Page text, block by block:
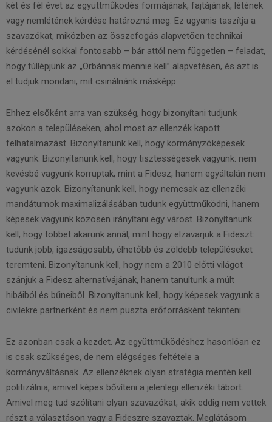
két és fél évet az együttműködés formájának, fajtájának, létének
vagy nemlétének kérdése határozná meg. Ez ugyanis taszítja a
szavazókat, miközben az összefogás alapvetően technikai
kérdésénél sokkal fontosabb – bár attól nem független – feladat,
hogy túllépjünk az „Orbánnak mennie kell” alapvetésen, és azt is
el tudjuk mondani, mit csinálnánk másképp.
Ehhez elsőként arra van szükség, hogy bizonyítani tudjunk
azokon a településeken, ahol most az ellenzék kapott
felhatalmazást. Bizonyítanunk kell, hogy kormányzóképesek
vagyunk. Bizonyítanunk kell, hogy tisztességesek vagyunk: nem
kevésbé vagyunk korruptak, mint a Fidesz, hanem egyáltalán nem
vagyunk azok. Bizonyítanunk kell, hogy nemcsak az ellenzéki
mandátumok maximalizálásában tudunk együttműködni, hanem
képesek vagyunk közösen irányítani egy várost. Bizonyítanunk
kell, hogy többet akarunk annál, mint hogy elzavarjuk a Fideszt:
tudunk jobb, igazságosabb, élhetőbb és zöldebb településeket
teremteni. Bizonyítanunk kell, hogy nem a 2010 előtti világot
szánjuk a Fidesz alternatívájának, hanem tanultunk a múlt
hibáiból és bűneiből. Bizonyítanunk kell, hogy képesek vagyunk a
civilekre partnerként és nem puszta erőforrásként tekinteni.
Ez azonban csak a kezdet. Az együttműködéshez hasonlóan ez
is csak szükséges, de nem elégséges feltétele a
kormányváltásnak. Az ellenzéknek olyan stratégia mentén kell
politizálnia, amivel képes bővíteni a jelenlegi ellenzéki tábort.
Amivel meg tud szólítani olyan szavazókat, akik eddig nem vettek
részt a választáson vagy a Fideszre szavaztak. Meglátásom